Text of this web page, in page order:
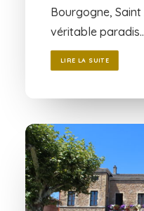
Bourgogne,
véritable
LIRE LA SUITE